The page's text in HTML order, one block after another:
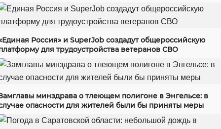
Россия» и SuperJob создадут общероссийскую
для трудоустройства ветеранов СВО
минздрава о тлеющем полигоне в Энгельсе: в
опасности для жителей были бы приняты меры